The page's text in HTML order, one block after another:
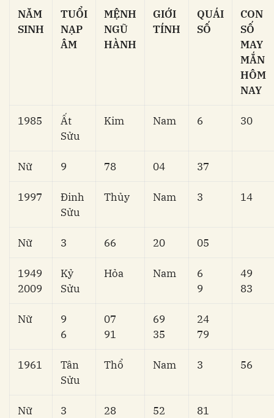
NĂM
SINH
TUỔI
NẠP
ÂM
MỆNH
NGŨ
HÀNH
GIỚI
TÍNH
QUÁI
SỐ
CON
SỐ
MAY
MẮN
HÔM
NAY
1985
Ất
Sửu
Kim Nam 6 30
Nữ 9 78 04 37
1997
Đinh
Sửu
Thủy Nam 3 14
Nữ 3 66 20 05
1949
2009
Kỷ
Sửu
Hỏa Nam
6
9
49
83
Nữ
9
6
07
91
69
35
24
79
1961
Tân
Sửu
Thổ Nam 3 56
Nữ 3 28 52 81